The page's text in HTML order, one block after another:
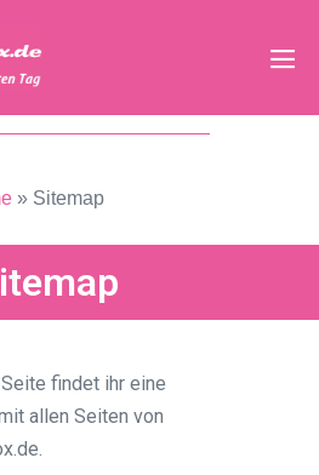
» Sitemap
findet ihr eine
allen Seiten von